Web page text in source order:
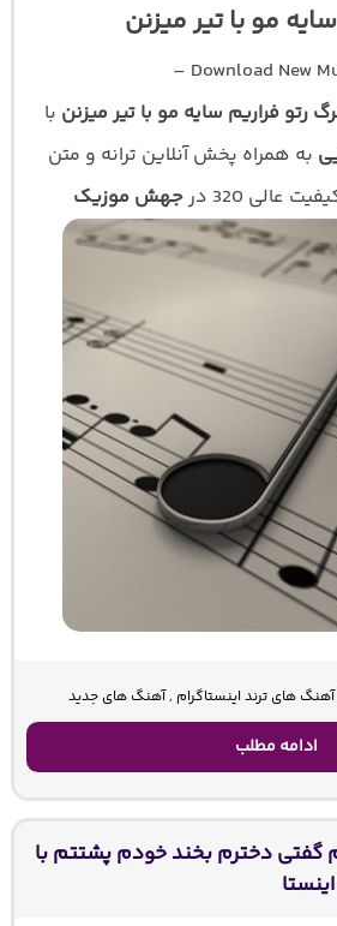
مو با تیر میزنن
Download New
رتو فراریم سایه مو با تیر میزنن با
به همراه پخش آنلاین ترانه و متن
عالی 320 در
جهش موزیک
آهنگ های ترند اینستاگرام , آهنگ های جدید
ادامه مطلب
گفتی دخترم بخند خودم پشتتم با